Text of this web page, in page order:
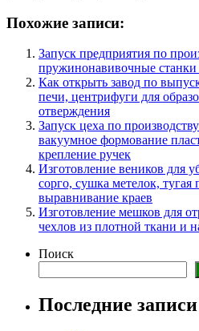
Похожие записи:
Запуск предприятия по
пружинонавивочные
Как открыть завод по
печи, центрифуги для
отверждения
Запуск цеха по
вакуумное формование
крепление ручек
Изготовление веников для
сорго, сушка метелок, тугая
выравнивание краев
Изготовление мешков для
чехлов из плотной ткани и
Поиск
Последние записи